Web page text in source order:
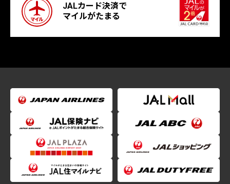
JALカード決済で
マイルがたまる